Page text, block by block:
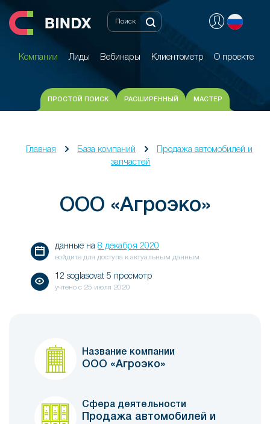
Компании Лиды Вебинары Клиентометр О проекте
Компании Лиды Вебинары Клиентометр О проекте
ПРОСТОЙ ПОИСК РАСШИРЕННЫЙ МАСТЕР
Главная База компаний
Продажа автомобилей и
запчастей
ООО «Агроэко»
данные на 8 декабря 2020
войдите для доступа к актуальным данным
12 soglasovat 5 просмотр
учтено с 25 июля 2020
Название компании
ООО «Агроэко»
Сфера деятельности
Продажа автомобилей и